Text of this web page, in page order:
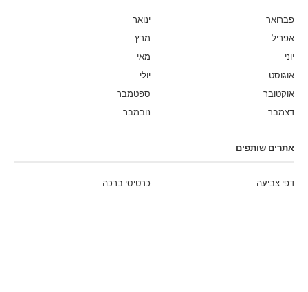
ינואר
פברואר
מרץ
אפריל
מאי
יוני
יולי
אוגוסט
ספטמבר
אוקטובר
נובמבר
דצמבר
אתרים שותפים
כרטיסי ברכה דפי צביעה